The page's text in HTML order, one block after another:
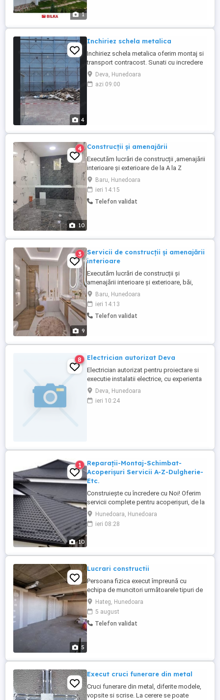
1
4
Inchiriez schela metalica
Inchiriez schela metalica oferim montaj si
transport contracost. Sunati cu incredere
la ori ce ora. Pret negociabil. Executam si
lucrari de interior exterior.
Deva, Hunedoara
azi 09:00
10
4 Construcții și amenajării
Executăm lucrări de construcții ,amenajării
interioare și exterioare de la A la Z
,gresie,faianță,instalații sanitare și
electrice până la cheie cu materialele
noastre s-au ale clientului, pentru mai
multe detalii apelați Nr. ne deplasăm
Baru, Hunedoara
ieri 14:15
Telefon validat
9
3
Servicii de construcții și amenajării
interioare
Executăm lucrări de construcții și
amenajării interioare și exterioare, băi,
instalați sanitare, instalați electrice, gresie,
faianță parchet,garduri, construcții la roșu
sau la cheie cu materialele noastre s-au
ale clientului pt.programari sunați ne mai
Baru, Hunedoara
ieri 14:13
Telefon validat
8 Electrician autorizat Deva
Electrician autorizat pentru proiectare si
executie instalatii electrice, cu experienta
in domeniul electric, execut, repar, modific
si modernizez instalatii electrice la sedii
comerciale sau locuinte private. Verificari
Deva, Hunedoara
ieri 10:24
10
1
Reparații-Montaj-Schimbat-
Acoperișuri Servicii A-Z-Dulgherie-
Etc.
Construiește cu încredere cu Noi! Oferim
servicii complete pentru acoperișuri, de la
proiectare și consultanță până la execuție
și întreținere. Cu o vastă experiență în
domeniu și o echipă de profesioniști
confort și ...
Hunedoara, Hunedoara
ieri 08:28
5
Lucrari constructii
Persoana fizica execut împreună cu
echipa de muncitori următoarele tipuri de
lucrări cu preponderenta în zona
Hunedoara,Caras,Timiș,Alba-
structuri(cofraje,armături,turnare
beton),termosistem fațade, finisaje
Hateg, Hunedoara
5 august
Telefon validat
Execut cruci funerare din metal
Cruci funerare din metal, diferite modele,
vopsite si scrise. La cerere se poate